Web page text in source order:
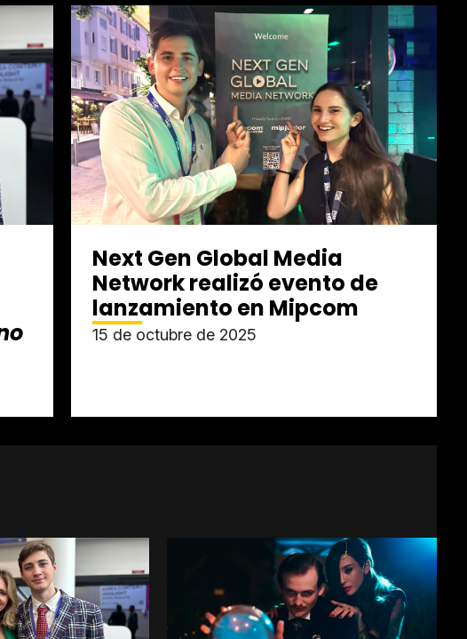
Next Gen Global Media
Network realizó evento de
lanzamiento en Mipcom
15 de octubre de 2025